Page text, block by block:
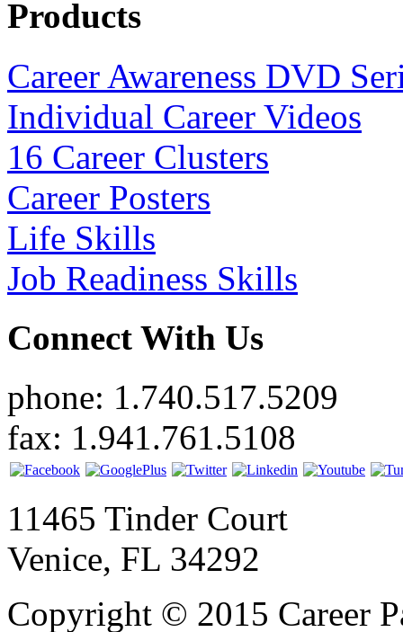
Products
Career Awareness DVD
Individual Career Videos
16 Career Clusters
Career Posters
Life Skills
Job Readiness Skills
Connect With Us
phone: 1.740.517.5209
fax: 1.941.761.5108
11465 Tinder Court
Venice, FL 34292
Copyright © 2015 Career